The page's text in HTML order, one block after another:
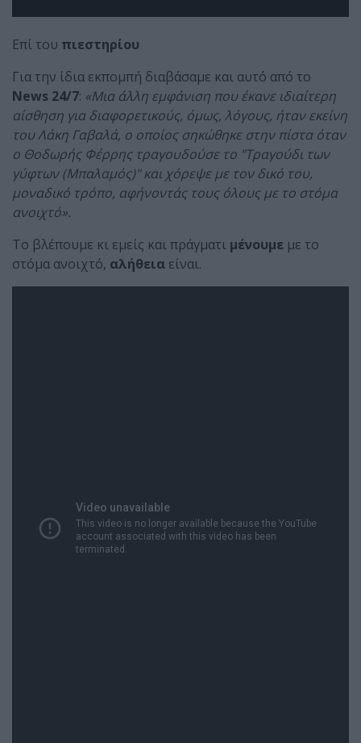
Επί του πιεστηρίου
Για την ίδια εκπομπή διαβάσαμε και αυτό από το
News 24/7: «Μια άλλη εμφάνιση που έκανε ιδιαίτερη
αίσθηση για διαφορετικούς, όμως, λόγους, ήταν εκείνη
του Λάκη Γαβαλά, ο οποίος σηκώθηκε στην πίστα όταν
ο Θοδωρής Φέρρης τραγουδούσε το "Τραγούδι των
γύφτων (Μπαλαμός)" και χόρεψε με τον δικό του,
μοναδικό τρόπο, αφήνοντάς τους όλους με το στόμα
ανοιχτό».
Το βλέπουμε κι εμείς και πράγματι μένουμε με το
στόμα ανοιχτό, αλήθεια είναι.